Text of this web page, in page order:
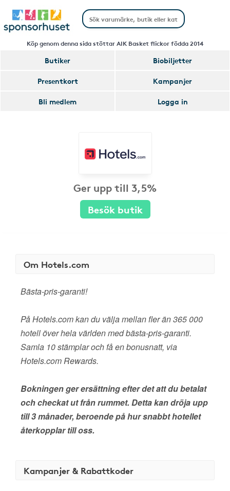
Köp genom denna sida stöttar AIK Basket flickor födda 2014
Butiker
Biobiljetter
Presentkort
Kampanjer
Bli medlem
Logga in
Ger upp till 3,5%
Besök butik
Om Hotels.com
Bästa-pris-garanti!
På Hotels.com kan du välja mellan fler än 365 000
hotell över hela världen med bästa-pris-garanti.
Samla 10 stämplar och få en bonusnatt, via
Hotels.com Rewards.
Bokningen ger ersättning efter det att du betalat
och checkat ut från rummet. Detta kan dröja upp
till 3 månader, beroende på hur snabbt hotellet
återkopplar till oss.
Kampanjer & Rabattkoder